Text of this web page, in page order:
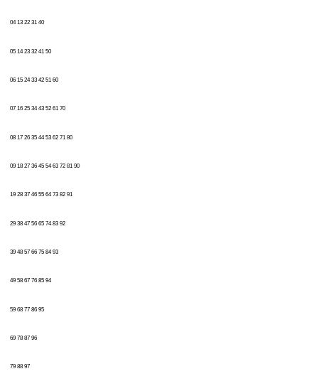
04 13 22 31 40
05 14 23 32 41 50
06 15 24 33 42 51 60
07 16 25 34 43 52 61 70
08 17 26 35 44 53 62 71 80
09 18 27 36 45 54 63 72 81 90
19 28 37 46 55 64 73 82 91
29 38 47 56 65 74 83 92
39 48 57 66 75 84 93
49 58 67 76 85 94
59 68 77 86 95
69 78 87 96
79 88 97